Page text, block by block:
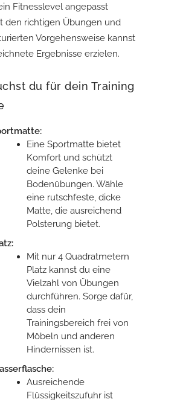
Fitnesslevel angepasst
den richtigen Übungen und
Vorgehensweise kannst
Ergebnisse erzielen.
du für dein Training
Eine Sportmatte bietet
Komfort und schützt
deine Gelenke bei
Bodenübungen. Wähle
eine rutschfeste, dicke
Matte, die ausreichend
Polsterung bietet.
Mit nur 4 Quadratmetern
Platz kannst du eine
Vielzahl von Übungen
durchführen. Sorge dafür,
dass dein
Trainingsbereich frei von
Möbeln und anderen
Hindernissen ist.
Ausreichende
Flüssigkeitszufuhr ist